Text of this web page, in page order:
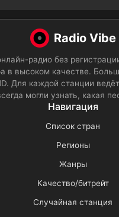
Radio Vibe
радио без
в высоком качестве.
Для каждой станции
могли узнать, какая
Навигация
Список стран
Регионы
Жанры
Качество/битрейт
Случайная станция